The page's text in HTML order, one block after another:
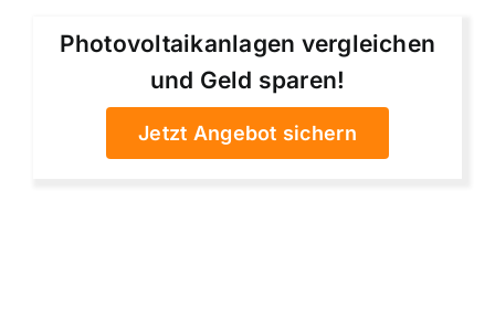
Photovoltaikanlagen vergleichen
und Geld sparen!
Jetzt Angebot sichern